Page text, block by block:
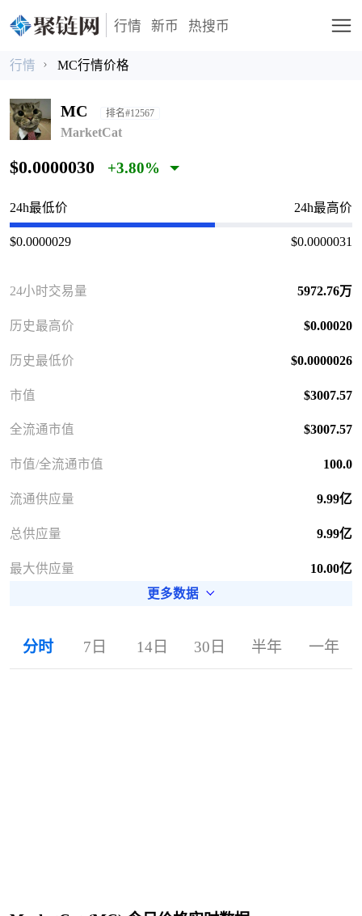
行情 新币 热搜币
行情 MC行情价格
MC 排名#12567
MarketCat
$0.0000030 +3.80%
24h最低价 24h最高价
$0.0000029 $0.0000031
24小时交易量 5972.76万
历史最高价 $0.00020
历史最低价 $0.0000026
市值 $3007.57
全流通市值 $3007.57
市值/全流通市值 100.0
流通供应量 9.99亿
总供应量 9.99亿
最大供应量
10.00亿
更多数据
分时 7日 14日 30日 半年 一年